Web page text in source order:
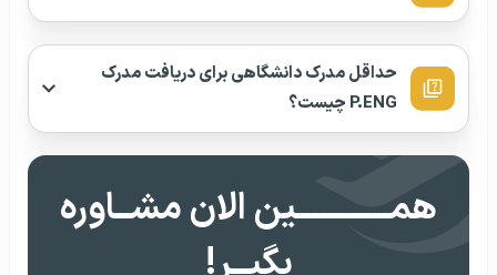
حداقل مدرک دانشگاهی برای دریافت مدرک
P.ENG چیست؟
همــــــــــــین الان مشــاوره